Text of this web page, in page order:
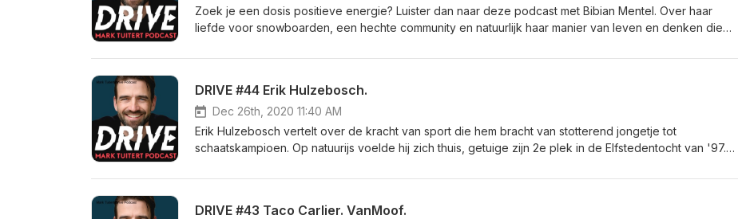
Zoek je een dosis positieve energie? Luister dan naar deze podcast met Bibian Mentel. Over haar
liefde voor snowboarden, een hechte community en natuurlijk haar manier van leven en denken die
Bibian's biografie heet: Leef
DRIVE #44 Erik Hulzebosch.
Dec 26th, 2020 11:40 AM
Erik Hulzebosch vertelt over de kracht van sport die hem bracht van stotterend jongetje tot
schaatskampioen. Op natuurijs voelde hij zich thuis, getuige zijn 2e plek in de Elfstedentocht van '97.
Hulzebosch.
DRIVE #43 Taco Carlier. VanMoof.